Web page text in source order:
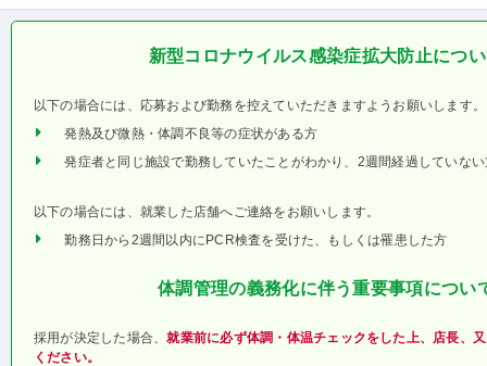
新型コロナウイルス感染症拡大防止につ
以下の場合には、応募および勤務を控えていただきますようお願いします。
発熱及び微熱・体調不良等の症状がある方
発症者と同じ施設で勤務していたことがわかり、2週間経過していな
以下の場合には、就業した店舗へご連絡をお願いします。
勤務日から2週間以内にPCR検査を受けた、もしくは罹患した方
体調管理の義務化に伴う重要事項につい
採用が決定した場合、就業前に必ず体調・体温チェックをした上、店長、
ください。